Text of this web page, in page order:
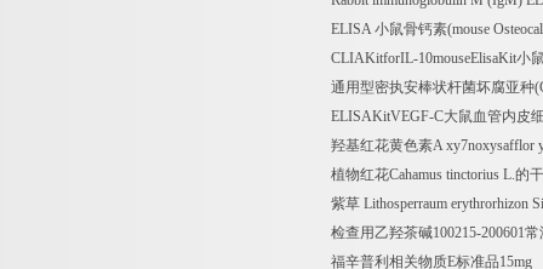
ELISA小鼠骨钙素(mouse
CLIAKitforIL-10mouseElisaKit小
通用型密执安棒状杆菌坏腐亚种
ELISAKitVEGF-C大鼠血管内皮
羟基红花黄色素A xy7noxysafflor
植物红花Cahamus tinctorius L.的
紫草 Lithosperraum erythrorhizon
检查用乙羟茶碱100215-200601常
福辛普利相关物质E标准品15mg